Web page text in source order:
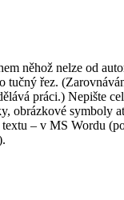
něhož nelze od
řez.
práci.) Nepište
obrázkové symboly
– v MS Wordu